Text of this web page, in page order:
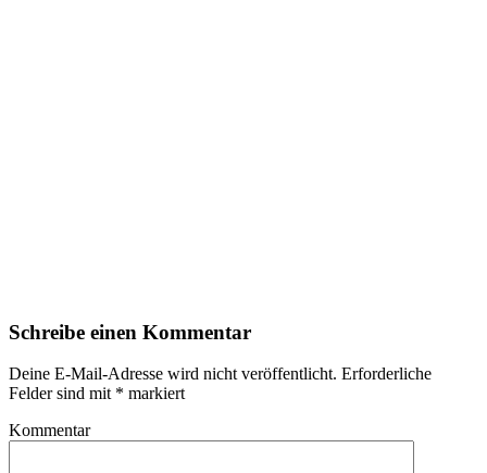
Schreibe einen Kommentar
Deine E-Mail-Adresse wird nicht veröffentlicht. Erforderliche
Felder sind mit * markiert
Kommentar